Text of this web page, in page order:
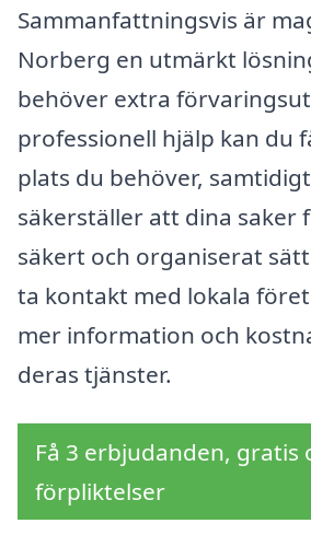
Sammanfattningsvis är
Norberg en utmärkt
behöver extra
professionell hjälp kan du
plats du behöver,
säkerställer att dina saker
säkert och organiserat
ta kontakt med lokala
mer information och
deras tjänster.
Få 3 erbjudanden, gratis
förpliktelser